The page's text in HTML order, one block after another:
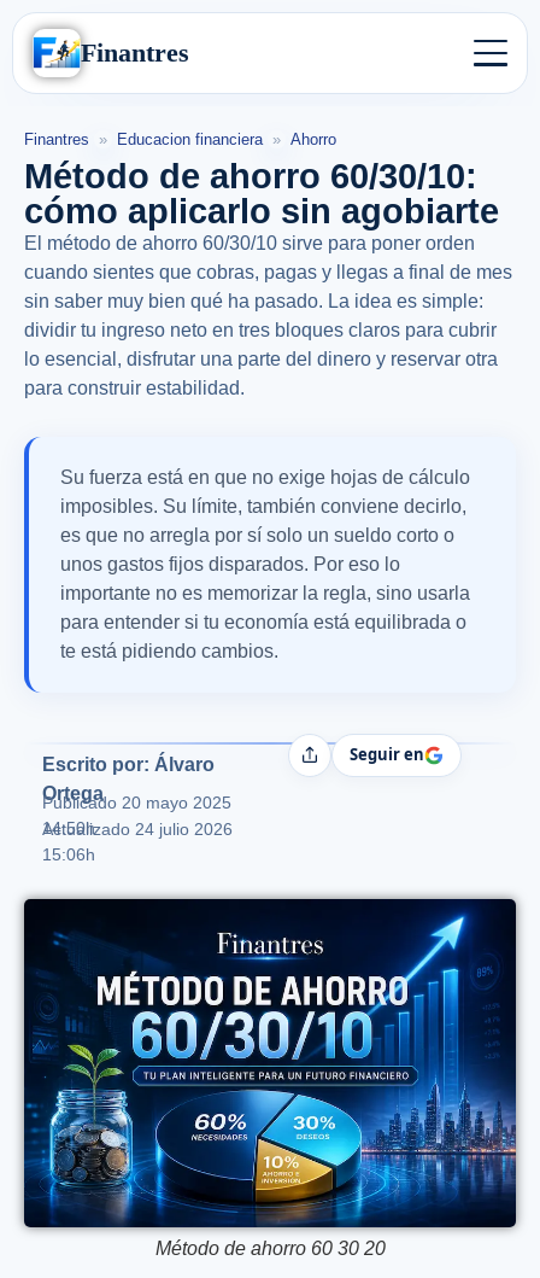
Finantres
Finantres » Educacion financiera » Ahorro
Método de ahorro 60/30/10:
cómo aplicarlo sin agobiarte
El método de ahorro 60/30/10 sirve para poner orden
cuando sientes que cobras, pagas y llegas a final de mes
sin saber muy bien qué ha pasado. La idea es simple:
dividir tu ingreso neto en tres bloques claros para cubrir
lo esencial, disfrutar una parte del dinero y reservar otra
para construir estabilidad.
Su fuerza está en que no exige hojas de cálculo
imposibles. Su límite, también conviene decirlo,
es que no arregla por sí solo un sueldo corto o
unos gastos fijos disparados. Por eso lo
importante no es memorizar la regla, sino usarla
para entender si tu economía está equilibrada o
te está pidiendo cambios.
Escrito por: Álvaro
Ortega
Publicado 20 mayo 2025
14:50h
Actualizado 24 julio 2026
15:06h
CompartirSeguir en
Método de ahorro 60 30 20